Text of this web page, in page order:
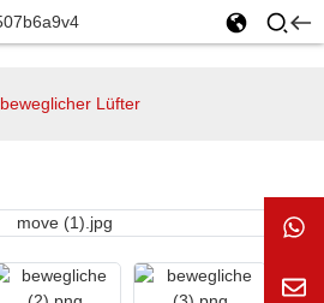
beweglicher Lüfter